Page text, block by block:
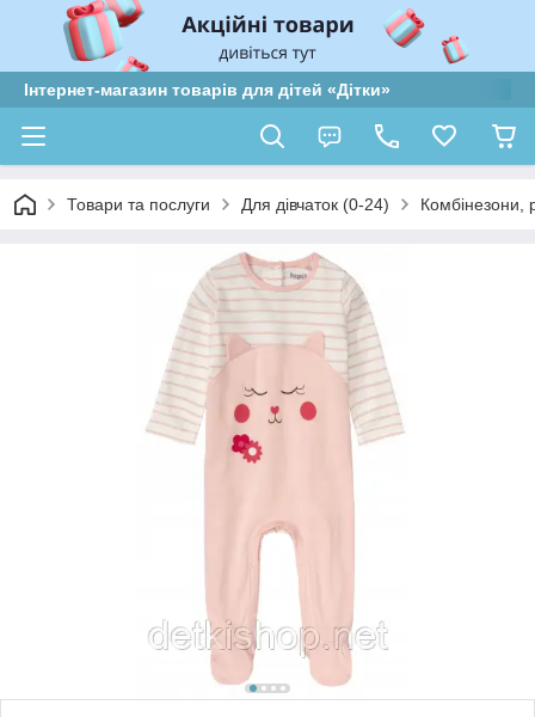
Інтернет-магазин товарів для дітей «Дітки»
Товари та послуги Для дівчаток (0-24) Комбінезони,